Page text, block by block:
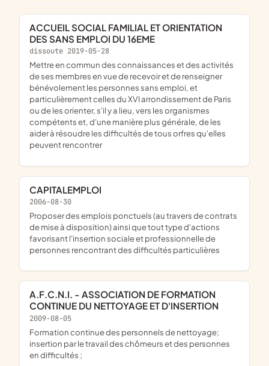
ACCUEIL SOCIAL FAMILIAL ET ORIENTATION
DES SANS EMPLOI DU 16EME
dissoute 2019-05-28
mettre en commun des connaissances et des activités
de ses membres en vue de recevoir et de renseigner
bénévolement les personnes sans emploi, et
particulièrement celles du XVI arrondissement de Paris
ou de les orienter, s'il y a lieu, vers les organismes
compétents et, d'une manière plus générale, de les
aider à résoudre les difficultés de tous orfres qu'elles
peuvent rencontrer
CAPITALEMPLOI
2006-08-30
proposer des emplois ponctuels (au travers de contrats
de mise à disposition) ainsi que tout type d'actions
favorisant l'insertion sociale et professionnelle de
personnes rencontrant des difficultés particulières
A.F.C.N.I. - ASSOCIATION DE FORMATION
CONTINUE DU NETTOYAGE ET D'INSERTION
2009-08-05
formation continue des personnels de nettoyage;
insertion par le travail des chômeurs et des personnes
en difficultés ;